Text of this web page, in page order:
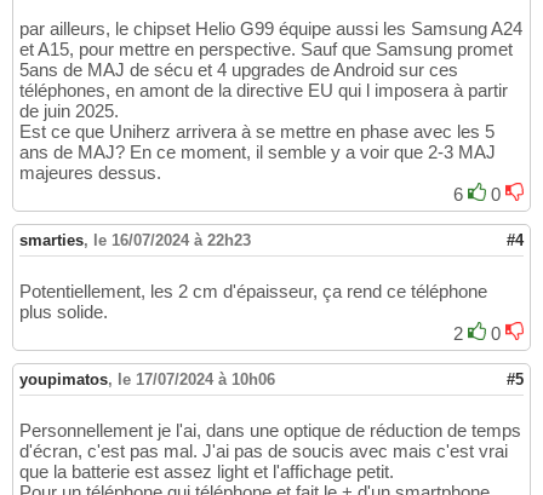
par ailleurs, le chipset Helio G99 équipe aussi les Samsung A24
et A15, pour mettre en perspective. Sauf que Samsung promet
5ans de MAJ de sécu et 4 upgrades de Android sur ces
téléphones, en amont de la directive EU qui l imposera à partir
de juin 2025.
Est ce que Uniherz arrivera à se mettre en phase avec les 5
ans de MAJ? En ce moment, il semble y a voir que 2-3 MAJ
majeures dessus.
6
0
smarties, le 16/07/2024 à 22h23 #4
Potentiellement, les 2 cm d'épaisseur, ça rend ce téléphone
plus solide.
2
0
youpimatos, le 17/07/2024 à 10h06 #5
Personnellement je l'ai, dans une optique de réduction de temps
d'écran, c'est pas mal. J'ai pas de soucis avec mais c'est vrai
que la batterie est assez light et l'affichage petit.